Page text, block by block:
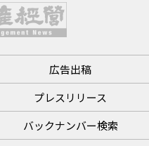
広告出稿
プレスリリース
バックナンバー検索